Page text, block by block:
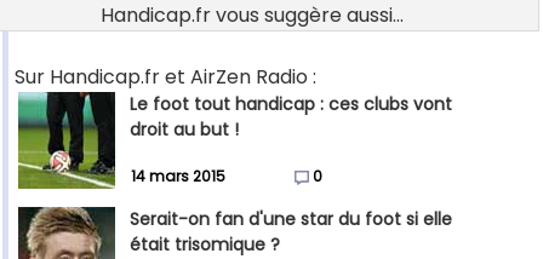
Handicap.fr vous suggère aussi...
Sur Handicap.fr et AirZen Radio :
Le foot tout handicap : ces clubs vont
droit au but !
14 mars 2015 0
Serait-on fan d'une star du foot si elle
était trisomique ?